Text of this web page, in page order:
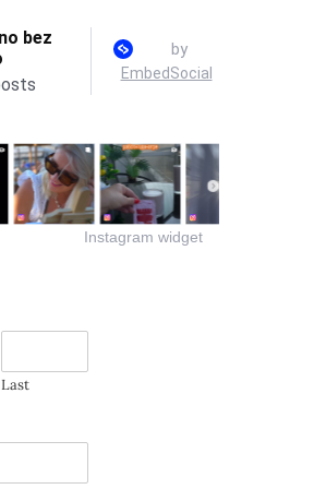
Instagram widget
Last